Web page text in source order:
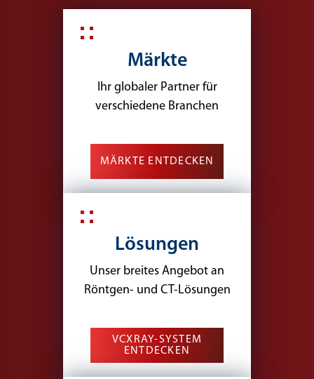
Märkte
Ihr globaler Partner für
verschiedene Branchen
MÄRKTE ENTDECKEN
Lösungen
Unser breites Angebot an
Röntgen- und CT-Lösungen
VCXRAY-SYSTEM
ENTDECKEN